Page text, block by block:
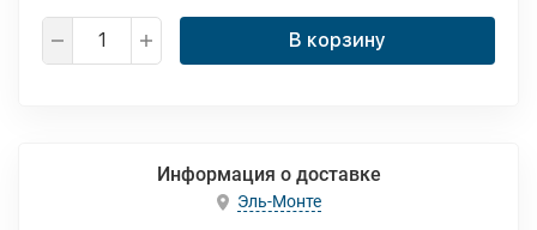
В корзину
Информация о доставке
Эль-Монте